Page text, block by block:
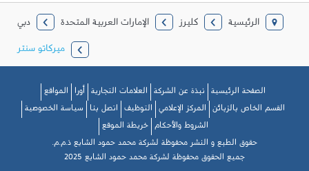
الرئيسية كليرز الإمارات العربية المتحدة
دبي
ميركاتو سنتر
الصفحة الرئيسية نبذة عن الشركة العلامات التجارية أورا
المواقع
القسم الخاص بالزبائن المركز الإعلامي التوظيف اتصل بنا
سياسة الخصوصية
الشروط والأحكام خريطة الموقع
حقوق الطبع و النشر محفوظة لشركة محمد حمود الشايع ذ.م.م.
جميع الحقوق محفوظة لشركة محمد حمود الشايع 2025